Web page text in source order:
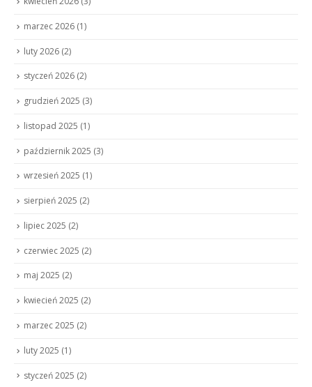
marzec 2026 (1)
luty 2026 (2)
styczeń 2026 (2)
grudzień 2025 (3)
listopad 2025 (1)
październik 2025 (3)
wrzesień 2025 (1)
sierpień 2025 (2)
lipiec 2025 (2)
czerwiec 2025 (2)
maj 2025 (2)
kwiecień 2025 (2)
marzec 2025 (2)
luty 2025 (1)
styczeń 2025 (2)